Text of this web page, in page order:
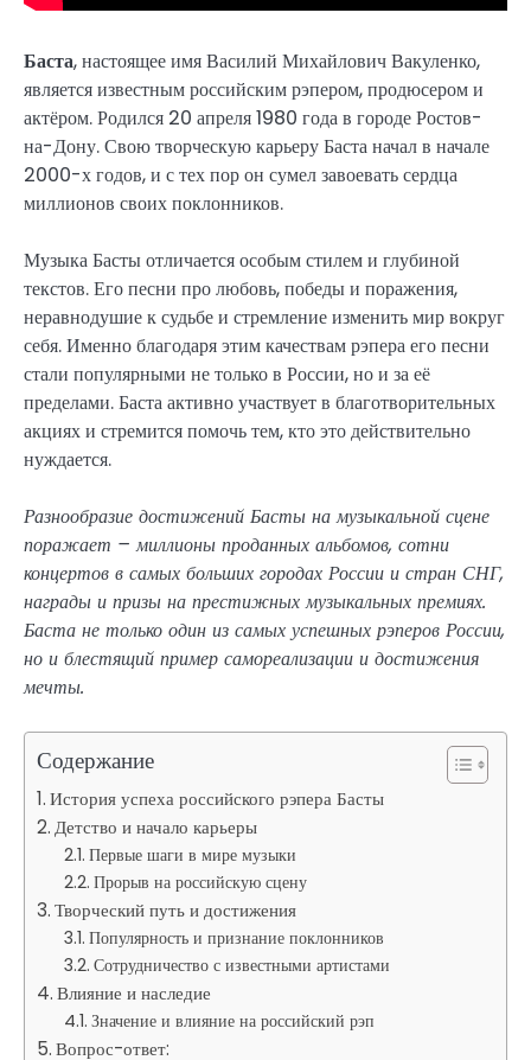
Баста, настоящее имя Василий Михайлович Вакуленко,
является известным российским рэпером, продюсером и
актёром. Родился 20 апреля 1980 года в городе Ростов-
на-Дону. Свою творческую карьеру Баста начал в начале
2000-х годов, и с тех пор он сумел завоевать сердца
миллионов своих поклонников.
Музыка Басты отличается особым стилем и глубиной
текстов. Его песни про любовь, победы и поражения,
неравнодушие к судьбе и стремление изменить мир вокруг
себя. Именно благодаря этим качествам рэпера его песни
стали популярными не только в России, но и за её
пределами. Баста активно участвует в благотворительных
акциях и стремится помочь тем, кто это действительно
нуждается.
Разнообразие достижений Басты на музыкальной сцене
поражает – миллионы проданных альбомов, сотни
концертов в самых больших городах России и стран СНГ,
награды и призы на престижных музыкальных премиях.
Баста не только один из самых успешных рэперов России,
но и блестящий пример самореализации и достижения
мечты.
Содержание
История успеха российского рэпера Басты
Детство и начало карьеры
Первые шаги в мире музыки
Прорыв на российскую сцену
Творческий путь и достижения
Популярность и признание поклонников
Сотрудничество с известными артистами
Влияние и наследие
Значение и влияние на российский рэп
Вопрос-ответ: